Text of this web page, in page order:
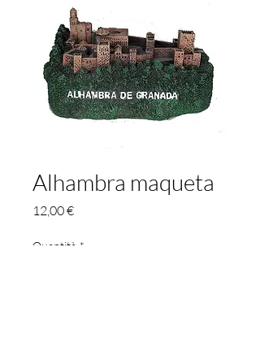
Alhambra maqueta
12,00 €Prezzo
Quantità *